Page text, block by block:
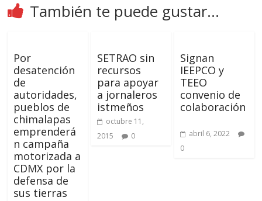
También te puede gustar...
Por
desatención
de
autoridades,
pueblos de
chimalapas
emprenderá
n campaña
motorizada a
CDMX por la
defensa de
sus tierras
SETRAO sin
recursos
para apoyar
a jornaleros
istmeños
octubre 11,
2015
0
Signan
IEEPCO y
TEEO
convenio de
colaboración
abril 6, 2022
0